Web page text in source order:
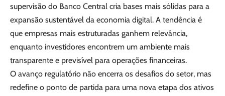
supervisão do Banco Central cria bases mais sólidas para a
expansão sustentável da economia digital. A tendência é
que empresas mais estruturadas ganhem relevância,
enquanto investidores encontrem um ambiente mais
transparente e previsível para operações financeiras.
O avanço regulatório não encerra os desafios do setor, mas
redefine o ponto de partida para uma nova etapa dos ativos